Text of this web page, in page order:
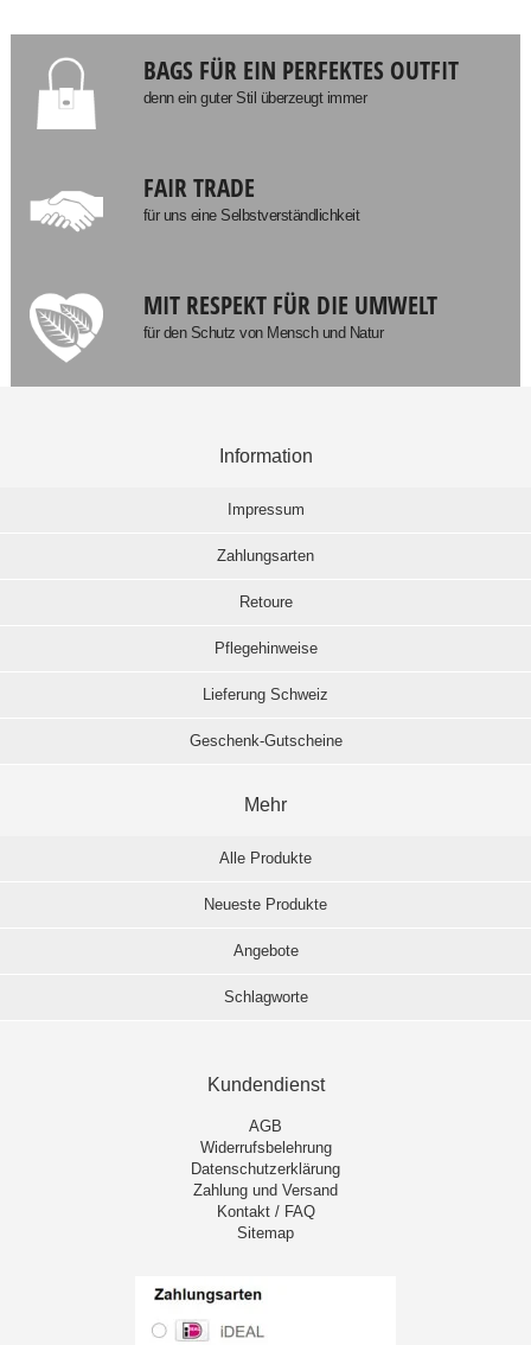
BAGS FÜR EIN PERFEKTES OUTFIT
denn ein guter Stil überzeugt immer
FAIR TRADE
für uns eine Selbstverständlichkeit
MIT RESPEKT FÜR DIE UMWELT
für den Schutz von Mensch und Natur
Information
Impressum
Zahlungsarten
Retoure
Pflegehinweise
Lieferung Schweiz
Geschenk-Gutscheine
Mehr
Alle Produkte
Neueste Produkte
Angebote
Schlagworte
Kundendienst
AGB
Widerrufsbelehrung
Datenschutzerklärung
Zahlung und Versand
Kontakt / FAQ
Sitemap